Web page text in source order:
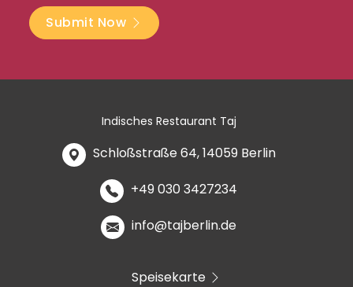
Submit Now
Indisches Restaurant Taj
Schloßstraße 64, 14059 Berlin
+49 030 3427234
info@tajberlin.de
Speisekarte